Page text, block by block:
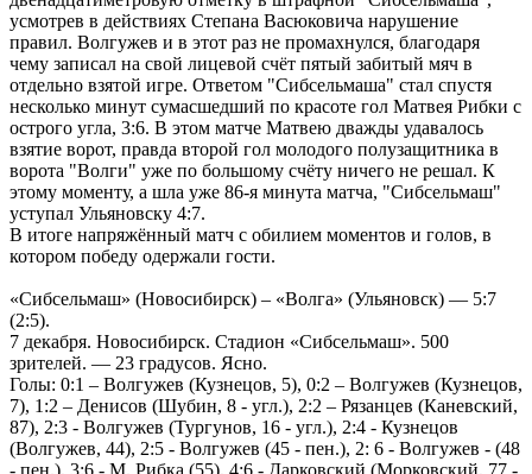
усмотрев в действиях Степана Васюковича нарушение
правил. Волгужев и в этот раз не промахнулся, благодаря
чему записал на свой лицевой счёт пятый забитый мяч в
отдельно взятой игре. Ответом "Сибсельмаша" стал спустя
несколько минут сумасшедший по красоте гол Матвея Рибки с
острого угла, 3:6. В этом матче Матвею дважды удавалось
взятие ворот, правда второй гол молодого полузащитника в
ворота "Волги" уже по большому счёту ничего не решал. К
этому моменту, а шла уже 86-я минута матча, "Сибсельмаш"
уступал Ульяновску 4:7.
В итоге напряжённый матч с обилием моментов и голов, в
котором победу одержали гости.
«Сибсельмаш» (Новосибирск) – «Волга» (Ульяновск) — 5:7
(2:5).
7 декабря. Новосибирск. Стадион «Сибсельмаш». 500
зрителей. — 23 градусов. Ясно.
Голы: 0:1 – Волгужев (Кузнецов, 5), 0:2 – Волгужев (Кузнецов,
7), 1:2 – Денисов (Шубин, 8 - угл.), 2:2 – Рязанцев (Каневский,
87), 2:3 - Волгужев (Тургунов, 16 - угл.), 2:4 - Кузнецов
(Волгужев, 44), 2:5 - Волгужев (45 - пен.), 2: 6 - Волгужев - (48
- пен.), 3:6 - М. Рибка (55), 4:6 - Дарковский (Морковский, 77 -